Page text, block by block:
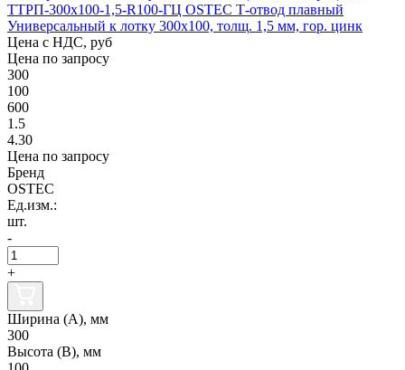
ТТРП-300х100-1,5-R100-ГЦ OSTEC Т-отвод плавный
Универсальный к лотку 300х100, толщ. 1,5 мм, гор. цинк
Цена с НДС, руб
Цена по запросу
300
100
600
1.5
4.30
Цена по запросу
Бренд
OSTEC
Ед.изм.:
шт.
-
+
Ширина (А), мм
300
Высота (В), мм